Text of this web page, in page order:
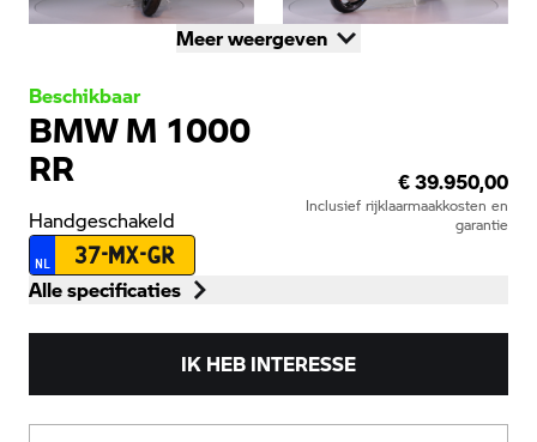
Meer weergeven
Beschikbaar
BMW M 1000
RR
Handgeschakeld
€ 39.950,00
Inclusief rijklaarmaakkosten en
garantie
NL 37-MX-GR
Alle specificaties
IK HEB INTERESSE